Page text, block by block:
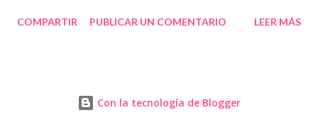
ayudarte con esta tarea, te compartimos una tabla automática
en modalidad presencial o a través de enseñanza a distancia ,
COMPARTIR PUBLICAR UN COMENTARIO LEER MÁS
Con la tecnología de Blogger